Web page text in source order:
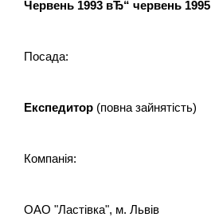
Червень 1993 вЂ“ червень 1995
Посада:
Експедитор (повна зайнятість)
Компанія:
ОАО "Ластівка", м. Львів